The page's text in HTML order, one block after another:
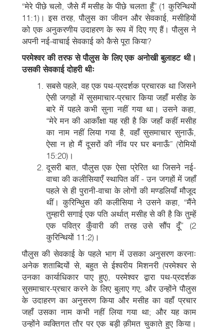
“मेरे पीछे चलो, जैसे मैं मसीह के पीछे चलता हूँ” (1 कुरिन्थियों
11:1)। इस तरह, पौलुस का जीवन और सेवकाई, मसीहियों
को एक अनुकरणीय उदाहरण के रूप में दिए गए हैं। पौलुस ने
अपनी नई-वाचाई सेवकाई को कैसे पूरा किया?
परमेश्वर की तरफ से पौलुस के लिए एक अनोखी बुलाहट थी।
उसकी सेवकाई दोहरी थीः
सबसे पहले, वह एक पथ-प्रदर्शक प्रचारक था जिसने
ऐसी जगहों में सुसमाचार-प्रचार किया जहाँ मसीह के
बारे में पहले कभी सुना नहीं गया था। उसने कहा,
“मेरे मन की आकाँक्षा यह रही है कि जहाँ कहीं मसीह
का नाम नहीं लिया गया है, वहाँ सुसमाचार सुनाऊँ,
ऐसा न हो मैं दूसरों की नींव पर घर बनाऊँ” (रोमियों
15:20)।
दूसरी बात, पौलुस एक ऐसा प्रेरित था जिसने नई-
वाचा की कलीसियाएँ स्थापित कीं - उन जगहों में जहाँ
पहले से ही पुरानी-वाचा के लोगों की मण्डलियाँ मौजूद
थीं। कुरिन्थिुस की कलीसिया ने उसने कहा, “मैंने
तुम्हारी सगाई एक पति अर्थात् मसीह से की है कि तुम्हें
एक पवित्र कुँवारी की तरह उसे सौंप दूँ” (2
कुरिन्थियों 11:2)।
पौलुस की सेवकाई के पहले भाग में उसका अनुसरण करनाः
अनेक शताब्दियों से, बहुत से ईश्वरीय मिशनरी (परमेश्वर से
उनका कार्याधिकार पाए हुए), परमेश्वर द्वारा पथ-प्रदर्शक
सुसमाचार-प्रचार करने के लिए बुलाए गए, और उन्होंने पौलुस
के उदाहरण का अनुसरण किया और मसीह का वहाँ प्रचार
जहाँ उसका नाम कभी नहीं लिया गया था; और यह काम
उन्होंने व्यक्तिगत तौर पर एक बड़ी क़ीमत चुकाते हुए किया।